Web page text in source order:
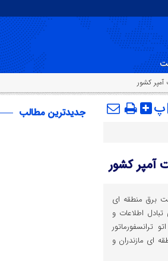
پ
برق منطقه ای
تبادل اطلاعات و
منطقه ای مازندران و
جدیدترین مطالب